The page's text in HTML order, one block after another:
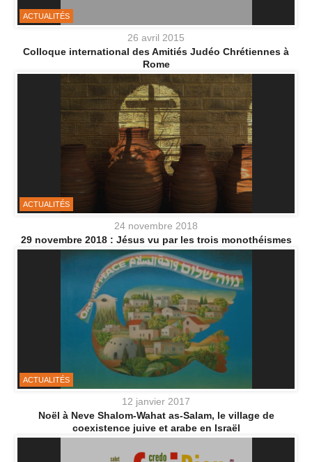
ACTUALITÉS
26 avril 2015
Colloque international des Amitiés Judéo Chrétiennes à
Rome
ACTUALITÉS
24 novembre 2018
29 novembre 2018 : Jésus vu par les trois monothéismes
ACTUALITÉS
12 janvier 2017
Noël à Neve Shalom-Wahat as-Salam, le village de
coexistence juive et arabe en Israël